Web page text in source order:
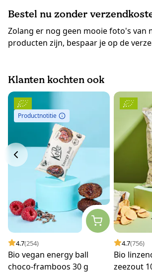
Bestel nu zonder
Zolang er nog geen mooie foto's van
producten zijn, bespaar je op de
Klanten kochten ook
Productnotitie
4.7(254)
Bio vegan energy ball
choco-framboos 30 g
4.7(756)
Bio
zeezout